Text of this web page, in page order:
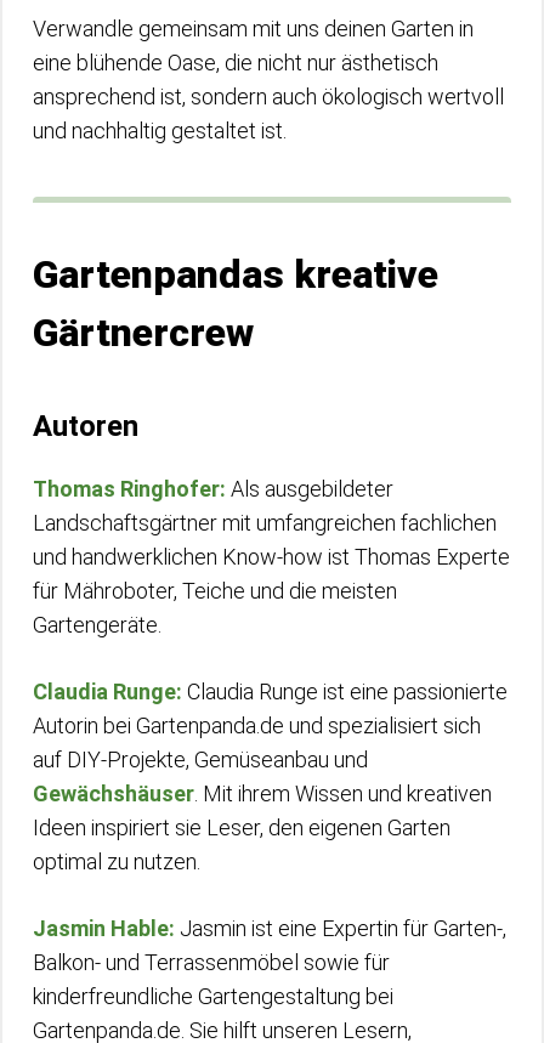
Verwandle gemeinsam mit uns deinen Garten in
eine blühende Oase, die nicht nur ästhetisch
ansprechend ist, sondern auch ökologisch wertvoll
und nachhaltig gestaltet ist.
Gartenpandas kreative
Gärtnercrew
Autoren
Thomas Ringhofer: Als ausgebildeter
Landschaftsgärtner mit umfangreichen fachlichen
und handwerklichen Know-how ist Thomas Experte
für Mähroboter, Teiche und die meisten
Gartengeräte.
Claudia Runge: Claudia Runge ist eine passionierte
Autorin bei Gartenpanda.de und spezialisiert sich
auf DIY-Projekte, Gemüseanbau und
Gewächshäuser . Mit ihrem Wissen und kreativen
Ideen inspiriert sie Leser, den eigenen Garten
optimal zu nutzen.
Jasmin Hable: Jasmin ist eine Expertin für Garten-,
Balkon- und Terrassenmöbel sowie für
kinderfreundliche Gartengestaltung bei
Gartenpanda.de. Sie hilft unseren Lesern,